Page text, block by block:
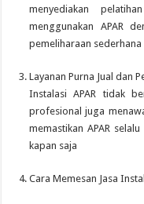
menyediakan
menggunakan APAR
pemeliharaan
Layanan Purna Jual dan
Instalasi APAR tidak
profesional juga
memastikan APAR
kapan saja
Cara Memesan Jasa